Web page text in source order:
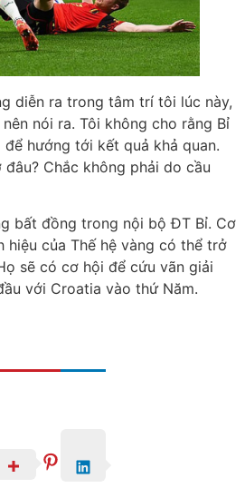
diễn ra trong tâm trí tôi lúc này,
nói ra. Tôi không cho rằng Bỉ
hướng tới kết quả khả quan.
Chắc không phải do cầu
bất đồng trong nội bộ ĐT Bỉ. Cơ
hiệu của Thế hệ vàng có thể trở
sẽ có cơ hội để cứu vãn giải
với Croatia vào thứ Năm.